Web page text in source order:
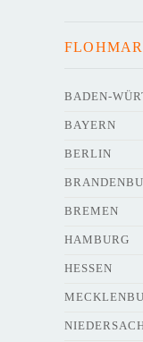
BADEN-
BAYERN
BERLIN
BREMEN
HAMBURG
HESSEN